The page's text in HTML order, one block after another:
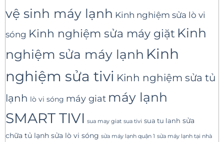
vệ sinh máy lạnh Kinh nghiệm sửa lò vi
sóng Kinh nghiệm sửa máy giặt Kinh
nghiệm sửa máy lạnh Kinh
nghiệm sửa tivi Kinh nghiệm sửa tủ
lạnh lò vi sóng máy giat máy lạnh
SMART TIVI sua may giat sua tivi sua tu lanh sửa
chữa tủ lạnh sửa lò vi sóng sửa máy lạnh quận 1 sửa máy lạnh tại nhà